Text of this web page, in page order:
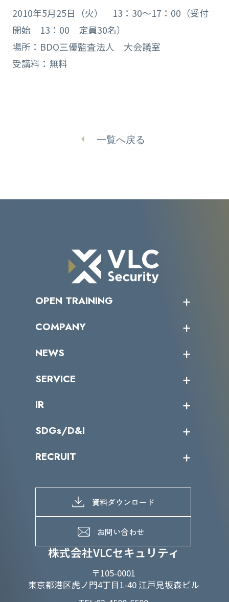
2010年5月25日（火） 13：30～17：00（受付
開始 13：00 定員30名）
場所：BDO三優監査法人 大会議室
受講料：無料
一覧へ戻る
株式会社VLCセキュリティ
〒105-0001
東京都港区虎ノ門4丁目1-40 江戸見坂森ビル
OPEN TRAINING
受講者の声
COMPANY
トップメッセージ
ミッション／ビジョン
パートナー企業一覧
NEWS
サイバーニュース
SERVICE
カテゴリー別サービス一覧
IR
IRカレンダー
IRライブラリー
よくあるご質問
SDGs/D&I
当グループのマテリアリティ
SDGs推進体制
D&Iの取り組み
RECRUIT
募集職種一覧
メッセージ
メンバーインタビュー
資料ダウンロード
お問い合わせ